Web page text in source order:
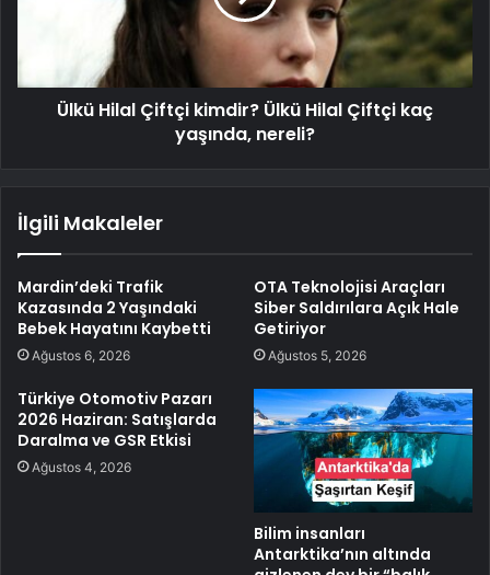
Ülkü Hilal Çiftçi kimdir? Ülkü Hilal Çiftçi kaç
yaşında, nereli?
İlgili Makaleler
Mardin’deki Trafik
Kazasında 2 Yaşındaki
Bebek Hayatını Kaybetti
Ağustos 6, 2026
OTA Teknolojisi Araçları
Siber Saldırılara Açık Hale
Getiriyor
Ağustos 5, 2026
Türkiye Otomotiv Pazarı
2026 Haziran: Satışlarda
Daralma ve GSR Etkisi
Ağustos 4, 2026
Bilim insanları
Antarktika’nın altında